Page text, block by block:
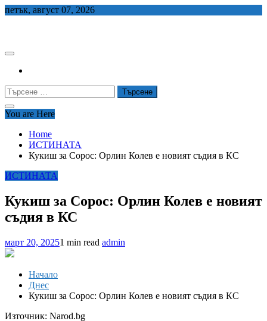
Skip
петък, август 07, 2026
Търсене
за:
You are Here
Home
ИСТИНАТА
Кукиш за Сорос: Орлин Колев е новият съдия в КС
ИСТИНАТА
Кукиш за Сорос: Орлин Колев е новият
съдия в КС
март 20, 20251 min read admin
Начало
Днес
Кукиш за Сорос: Орлин Колев е новият съдия в КС
Източник: Narod.bg